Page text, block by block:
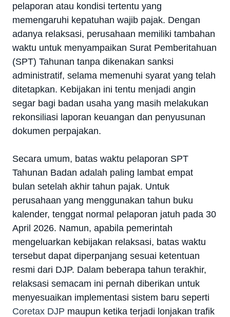
pelaporan atau kondisi tertentu yang
memengaruhi kepatuhan wajib pajak. Dengan
adanya relaksasi, perusahaan memiliki tambahan
waktu untuk menyampaikan Surat Pemberitahuan
(SPT) Tahunan tanpa dikenakan sanksi
administratif, selama memenuhi syarat yang telah
ditetapkan. Kebijakan ini tentu menjadi angin
segar bagi badan usaha yang masih melakukan
rekonsiliasi laporan keuangan dan penyusunan
dokumen perpajakan.
Secara umum, batas waktu pelaporan SPT
Tahunan Badan adalah paling lambat empat
bulan setelah akhir tahun pajak. Untuk
perusahaan yang menggunakan tahun buku
kalender, tenggat normal pelaporan jatuh pada 30
April 2026. Namun, apabila pemerintah
mengeluarkan kebijakan relaksasi, batas waktu
tersebut dapat diperpanjang sesuai ketentuan
resmi dari DJP. Dalam beberapa tahun terakhir,
relaksasi semacam ini pernah diberikan untuk
menyesuaikan implementasi sistem baru seperti
Coretax DJP maupun ketika terjadi lonjakan trafik